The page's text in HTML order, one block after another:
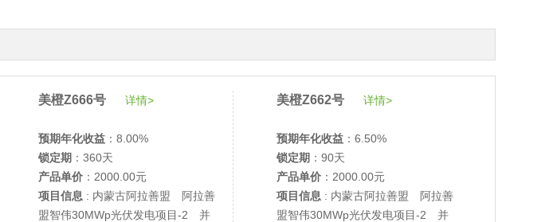
美橙Z666号 详情>
预期年化收益 ：8.00%
锁定期 ：360天
产品单价 ：2000.00元
项目信息 : 内蒙古阿拉善盟 阿拉善
盟智伟30MWp光伏发电项目-2 并
美橙Z662号 详情>
预期年化收益 ：6.50%
锁定期 ：90天
产品单价 ：2000.00元
项目信息 : 内蒙古阿拉善盟 阿拉善
盟智伟30MWp光伏发电项目-2 并
美柚27号于2689天前,以1995.00元单价成交